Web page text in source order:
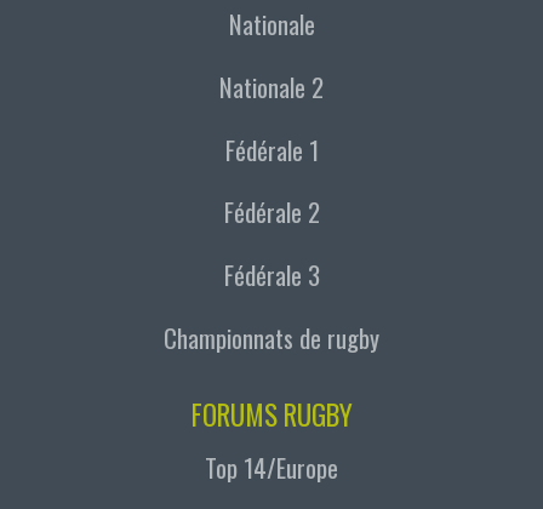
Nationale
Nationale 2
Fédérale 1
Fédérale 2
Fédérale 3
Championnats de rugby
FORUMS RUGBY
Top 14/Europe